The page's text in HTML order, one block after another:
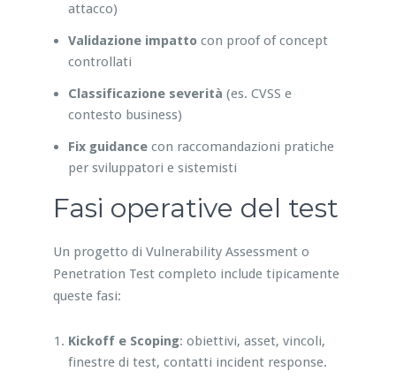
attacco)
Validazione impattocon proof of concept
controllati
Classificazione severità (es. CVSS e
contesto business)
Fix guidancecon raccomandazioni pratiche
per sviluppatori e sistemisti
Fasi operative del test
Un progetto di Vulnerability Assessment o
Penetration Test completo include tipicamente
queste fasi:
Kickoff e Scoping: obiettivi, asset, vincoli,
finestre di test, contatti incident response.